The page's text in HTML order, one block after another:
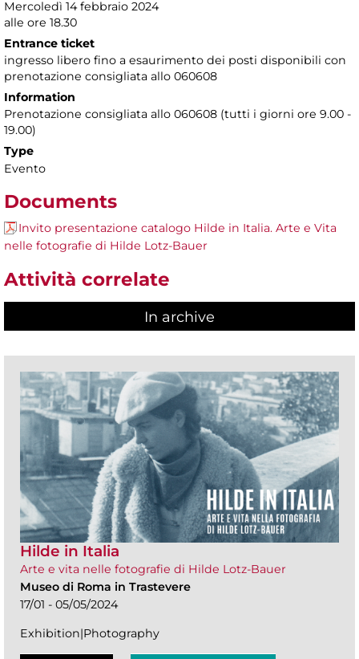
Mercoledì 14 febbraio 2024
alle ore 18.30
Entrance ticket
ingresso libero fino a esaurimento dei posti disponibili con
prenotazione consigliata allo 060608
Information
Prenotazione consigliata allo 060608 (tutti i giorni ore 9.00 -
19.00)
Type
Evento
Documents
Invito presentazione catalogo Hilde in Italia. Arte e Vita
nelle fotografie di Hilde Lotz-Bauer
Attività correlate
In archive
Hilde in Italia
Arte e vita nelle fotografie di Hilde Lotz-Bauer
Museo di Roma in Trastevere
17/01 - 05/05/2024
Exhibition|Photography